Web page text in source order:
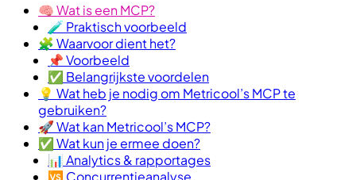
🧠 Wat is een MCP?
🧪 Praktisch voorbeeld
🧩 Waarvoor dient het?
📌 Voorbeeld
✅ Belangrijkste voordelen
💡 Wat heb je nodig om Metricool’s MCP te
gebruiken?
🚀 Wat kan Metricool’s MCP?
✅ Wat kun je ermee doen?
📊 Analytics & rapportages
🆚 Concurrentieanalyse